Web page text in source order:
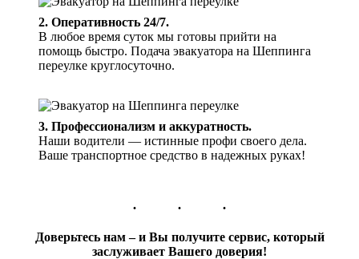
2. Оперативность 24/7.
В любое время суток мы готовы прийти на
помощь быстро. Подача эвакуатора на Шеппинга
переулке круглосуточно.
3. Профессионализм и аккуратность.
Наши водители — истинные профи своего дела.
Ваше транспортное средство в надежных руках!
Доверьтесь нам – и Вы получите сервис, который
заслуживает Вашего доверия!